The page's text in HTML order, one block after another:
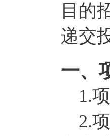
目的
递交
一、
1.项
2.项